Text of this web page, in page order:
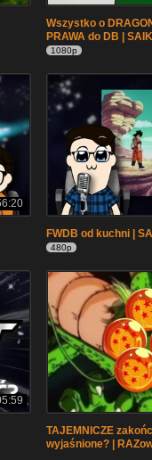
Wszystko o
PRAWA do DB |
1080p
FWDB od kuchni |
480p
TAJEMNICZE
wyjaśnione? |